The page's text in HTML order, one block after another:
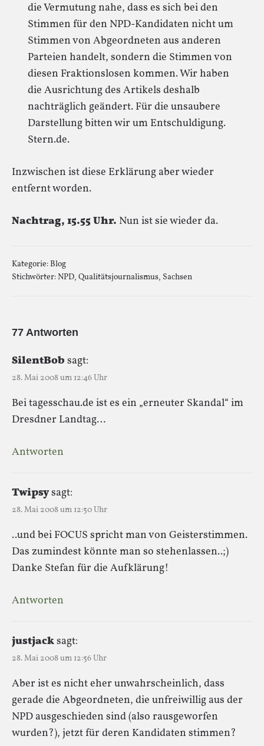
die Vermutung nahe, dass es sich bei den
Stimmen für den NPD-Kandidaten nicht um
Stimmen von Abgeordneten aus anderen
Parteien handelt, sondern die Stimmen von
diesen Fraktionslosen kommen. Wir haben
die Ausrichtung des Artikels deshalb
nachträglich geändert. Für die unsaubere
Darstellung bitten wir um Entschuldigung.
Stern.de.
Inzwischen ist diese Erklärung aber wieder
entfernt worden.
Nachtrag, 15.55 Uhr. Nun ist sie wieder da.
Kategorie:Blog
Stichwörter: NPD, Qualitätsjournalismus, Sachsen
77 Antworten
SilentBob sagt:
28. Mai 2008 um 12:46 Uhr
Bei tagesschau.de ist es ein „erneuter Skandal“ im
Dresdner Landtag…
Antworten
Twipsysagt:
28. Mai 2008 um 12:50 Uhr
..und bei FOCUS spricht man von Geisterstimmen.
Das zumindest könnte man so stehenlassen..;)
Danke Stefan für die Aufklärung!
Antworten
justjacksagt:
28. Mai 2008 um 12:56 Uhr
Aber ist es nicht eher unwahrscheinlich, dass
gerade die Abgeordneten, die unfreiwillig aus der
NPD ausgeschieden sind (also rausgeworfen
wurden?), jetzt für deren Kandidaten stimmen?